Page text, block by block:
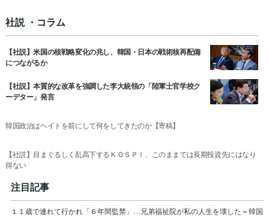
社説 ・コラム
【社説】米国の核戦略変化の兆し、韓国・日本の戦術核再配備
につながるか
【社説】本質的な改革を強調した李大統領の「陸軍士官学校ク
ーデター」発言
韓国政治はヘイトを前にして何をしてきたのか【寄稿】
【社説】目まぐるしく乱高下するＫＯＳＰＩ、このままでは長期投資先にはなり
得ない
注目記事
１１歳で連れて行かれ「６年間監禁」…兄弟福祉院が私の人生を壊した＝韓国